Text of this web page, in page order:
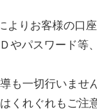
りお客様の口
やパスワード等
も一切行いませ
くれぐれもご注